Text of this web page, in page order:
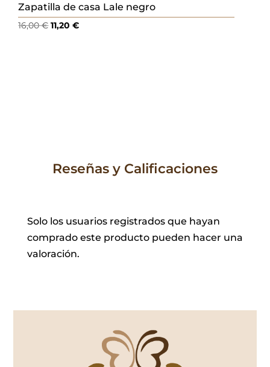
Zapatilla de casa Lale negro
16,00€El
11,20€El
Reseñas y Calificaciones
Solo los usuarios registrados que hayan
comprado este producto pueden hacer una
valoración.